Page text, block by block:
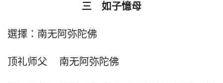
三　如子憶母
選擇：南无阿弥陀佛
顶礼师父    南无阿弥陀佛